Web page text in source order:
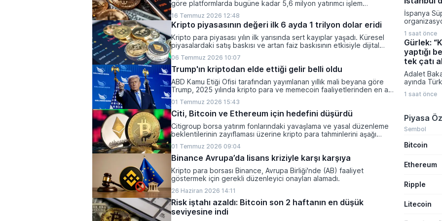
göre platformlarda bugüne kadar 5,6 milyon yatırımcı işlem
olarak belirlendi.
16 Temmuz 2026 12:48
Kripto piyasasının değeri ilk 6 ayda 1 trilyon dolar eridi
Kripto para piyasası yılın ilk yarısında sert kayıplar yaşadı. Küresel
piyasalardaki satış baskısı ve artan faiz baskısının etkisiyle dijital
kaydetti.
06 Temmuz 2026 10:07
Trump'ın kriptodan elde ettiği gelir belli oldu
ABD Kamu Etiği Ofisi tarafından yayımlanan yıllık mali beyana göre
Trump, 2025 yılında kripto para ve memecoin faaliyetlerinden en az
01 Temmuz 2026 15:43
Citi, Bitcoin ve Ethereum için hedefini düşürdü
Citigroup borsa yatırım fonlarındaki yavaşlama ve yasal düzenleme
beklentilerinin zayıflaması üzerine kripto para tahminlerini aşağı
01 Temmuz 2026 09:04
Binance Avrupa’da lisans kriziyle karşı karşıya
Kripto para borsası Binance, Avrupa Birliği'nde (AB) faaliyet
göstermek için gerekli düzenleyici onayları alamadı.
26 Haziran 2026 14:11
Risk iştahı azaldı: Bitcoin son 2 haftanın en düşük
seviyesine indi
bankanın
Hasan
bekleniyor.
İspanya
İspanyol
haberlere
nedeniyle
haftasında
Barcelona
finalleri
Süper
1 saat önce
Gürlek:
yaptığı
tek çatı
Adalet
ayında
yeni sosyal
altında
Iğdır'da
yönelik
geldiğini
1 saat önce
Piyasa
Sembol
Bitcoin
Ethereum
Ripple
Litecoin